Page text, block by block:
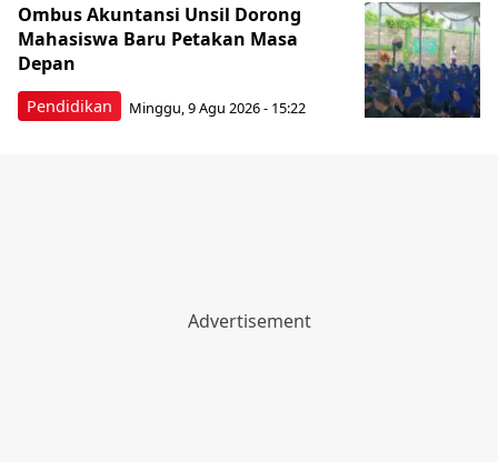
Pendidikan
Ombus Akuntansi Unsil Dorong
Mahasiswa Baru Petakan Masa
Depan
Minggu, 9 Agu 2026 - 15:22